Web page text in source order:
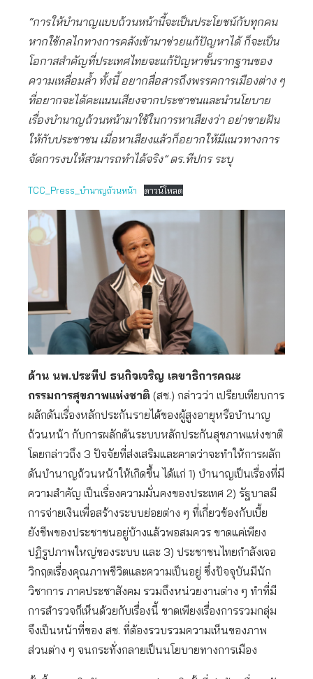
“การให้บำนาญแบบถ้วนหน้านี้จะเป็นประโยชน์กับทุกคน
หากใช้กลไกทางการคลังเข้ามาช่วยแก้ปัญหาได้ ก็จะเป็น
โอกาสสำคัญที่ประเทศไทยจะแก้ปัญหาขั้นรากฐานของ
ความเหลื่อมล้ำ ทั้งนี้ อยากสื่อสารถึงพรรคการเมืองต่าง ๆ
ที่อยากจะได้คะแนนเสียงจากประชาชนและนำนโยบาย
เรื่องบำนาญถ้วนหน้ามาใช้ในการหาเสียงว่า อย่าขายฝัน
ให้กับประชาชน เมื่อหาเสียงแล้วก็อยากให้มีแนวทางการ
จัดการงบให้สามารถทำได้จริง” ดร.ทีปกร ระบุ
TCC_Press_บำนาญถ้วนหน้า ดาวน์โหลด
ด้าน นพ.ประทีป ธนกิจเจริญ เลขาธิการคณะ
กรรมการสุขภาพแห่งชาติ (สช.) กล่าวว่า เปรียบเทียบการ
ผลักดันเรื่องหลักประกันรายได้ของผู้สูงอายุหรือบำนาญ
ถ้วนหน้า กับการผลักดันระบบหลักประกันสุขภาพแห่งชาติ
โดยกล่าวถึง 3 ปัจจัยที่ส่งเสริมและคาดว่าจะทำให้การผลัก
ดันบำนาญถ้วนหน้าให้เกิดขึ้น ได้แก่ 1) บำนาญเป็นเรื่องที่มี
ความสำคัญ เป็นเรื่องความมั่นคงของประเทศ 2) รัฐบาลมี
การจ่ายเงินเพื่อสร้างระบบย่อยต่าง ๆ ที่เกี่ยวข้องกับเบี้ย
ยังชีพของประชาชนอยู่บ้างแล้วพอสมควร ขาดแค่เพียง
ปฏิรูปภาพใหญ่ของระบบ และ 3) ประชาชนไทยกำลังเจอ
วิกฤตเรื่องคุณภาพชีวิตและความเป็นอยู่ ซึ่งปัจจุบันมีนัก
วิชาการ ภาคประชาสังคม รวมถึงหน่วยงานต่าง ๆ ทำที่มี
การสำรวจก็เห็นด้วยกับเรื่องนี้ ขาดเพียงเรื่องการรวมกลุ่ม
จึงเป็นหน้าที่ของ สช. ที่ต้องรวบรวมความเห็นของภาพ
ส่วนต่าง ๆ จนกระทั่งกลายเป็นนโยบายทางการเมือง